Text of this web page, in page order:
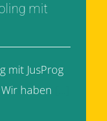
mit
mit JusProg
haben